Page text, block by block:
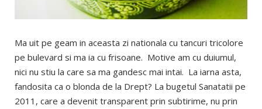
Ma uit pe geam in aceasta zi nationala cu tancuri tricolore
pe bulevard si ma ia cu frisoane. Motive am cu duiumul,
nici nu stiu la care sa ma gandesc mai intai. La iarna asta,
fandosita ca o blonda de la Drept? La bugetul Sanatatii pe
2011, care a devenit transparent prin subtirime, nu prin